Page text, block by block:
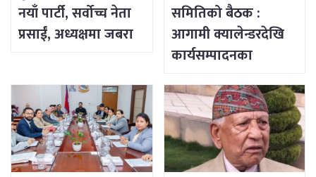
नयाँ पार्टी, सर्वोच्च नेता
प्रसाईं, अध्यक्षमा जबरा
समितिको बैठक :
आगामी क्यालेन्डरदेखि
कार्यसम्पादनका